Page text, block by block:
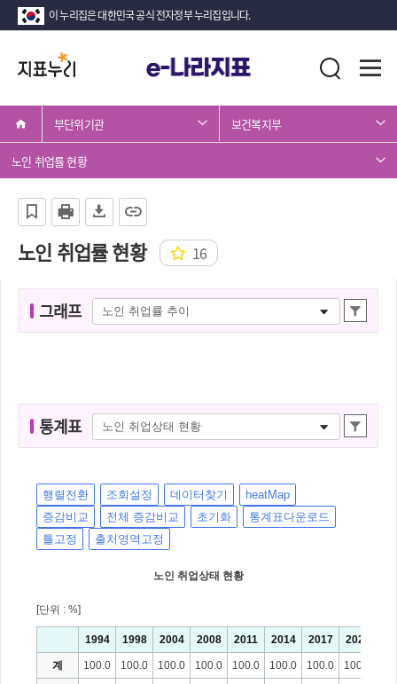
이 누리집은 대한민국 공식 전자정부 누리집입니다.
지
표
누
리
통
합
검
기
부단위기관 보건복지부
노인 취업률 현황
노인 취업률 현황 16
그래프
그
래
상
세
통계표
통
계